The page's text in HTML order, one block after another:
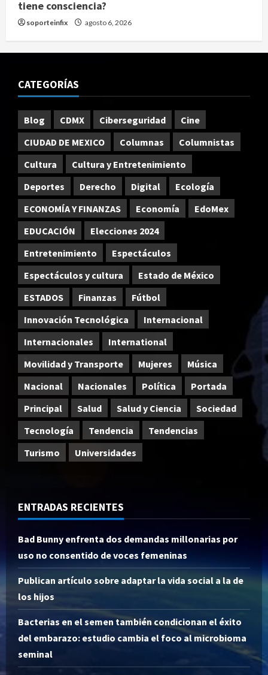
tiene consciencia?
soporteinfix agosto 6, 2026
CATEGORÍAS
Blog CDMX Ciberseguridad
Cine
CIUDAD DE MEXICO
Columnas
Columnistas
Cultura
Cultura y Entretenimiento
Deportes
Derecho Digital
Ecología
ECONOMÍA Y FINANZAS
Economía
EdoMex
EDUCACIÓN
Elecciones 2024
Entretenimiento
Espectáculos
Espectáculos y cultura
Estado de México
ESTADOS
Finanzas
Fútbol
Innovación Tecnológica
Internacional
Internacionales
International
Movilidad y Transporte
Mujeres
Música
Nacional
Nacionales Política
Portada
Principal
Salud Salud y Ciencia
Sociedad
Tecnología
Tendencia
Tendencias
Turismo
Universidades
ENTRADAS RECIENTES
Bad Bunny enfrenta dos demandas millonarias por
uso no consentido de voces femeninas
Publican artículo sobre adaptar la vida social a la de
los hijos
Bacterias en el semen también condicionan el éxito
del embarazo: estudio cambia el foco al microbioma
seminal